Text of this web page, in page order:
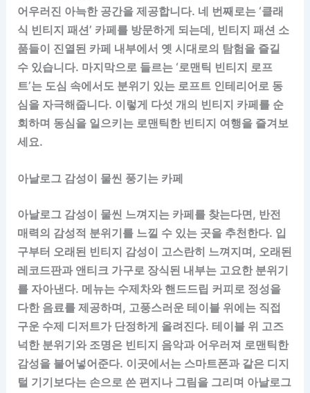
어우러진 아늑한 공간을 제공합니다. 네 번째로는 ‘클래
식 빈티지 패션’ 카페를 방문하게 되는데, 빈티지 패션 소
품들이 진열된 카페 내부에서 옛 시대로의 탐험을 즐길
수 있습니다. 마지막으로 들르는 ‘로맨틱 빈티지 로프
트’는 도심 속에서도 분위기 있는 로프트 인테리어로 동
심을 자극해줍니다. 이렇게 다섯 개의 빈티지 카페를 순
회하며 동심을 일으키는 로맨틱한 빈티지 여행을 즐겨보
세요.
아날로그 감성이 물씬 풍기는 카페
아날로그 감성이 물씬 느껴지는 카페를 찾는다면, 반전
매력의 감성적 분위기를 느낄 수 있는 곳을 추천한다. 입
구부터 오래된 빈티지 감성이 고스란히 느껴지며, 오래된
레코드판과 앤티크 가구로 장식된 내부는 고요한 분위기
를 자아낸다. 메뉴는 수제차와 핸드드립 커피로 정성을
다한 음료를 제공하며, 고풍스러운 테이블 위에는 직접
구운 수제 디저트가 단정하게 올려진다. 테이블 위 고즈
넉한 분위기와 조명은 빈티지 음악과 어우러져 로맨틱한
감성을 불어넣어준다. 이곳에서는 스마트폰과 같은 디지
털 기기보다는 손으로 쓴 편지나 그림을 그리며 아날로그